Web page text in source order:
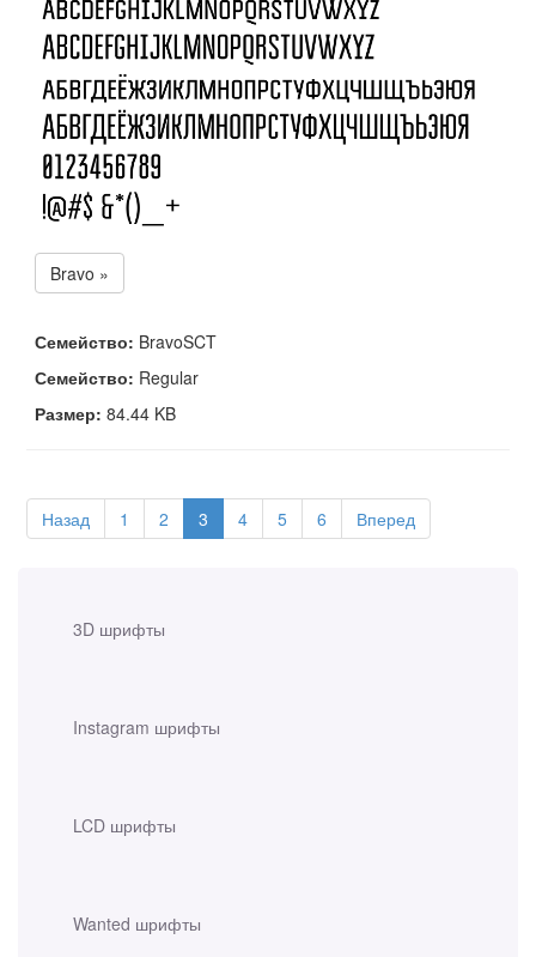
3D шрифты
Instagram шрифты
LCD шрифты
Wanted шрифты
Bravo »
Семейство: BravoSCT
Семейство: Regular
Размер: 84.44 KB
Назад 1 2 3 4 5 6 Вперед